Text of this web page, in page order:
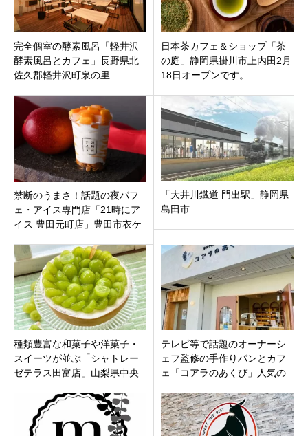
完全個室の酵素風呂「軽井沢
酵素風呂とカフェ」長野県北
佐久郡軽井沢町泉の里
日本茶カフェ＆ショップ「茶
の庭」静岡県掛川市上内田2月
18日オープンです。
禁断のうまさ！話題の夜パフ
ェ・アイス専門店「21時にア
イス 豊田元町店」豊田市衣ケ
「大井川鐵道 門出駅」静岡県
島田市
種類豊富な和菓子や洋菓子・
スイーツが並ぶ「シャトレー
ゼテラス田富店」山梨県中央
テレビ等で話題のオーナーシ
ェフ監修の手作りパンとカフ
ェ「コアラのあくび」人気の
屋市中村区